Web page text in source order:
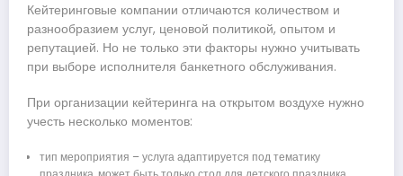
Кейтеринговые компании отличаются количеством и
разнообразием услуг, ценовой политикой, опытом и
репутацией. Но не только эти факторы нужно учитывать
при выборе исполнителя банкетного обслуживания.
При организации кейтеринга на открытом воздухе нужно
учесть несколько моментов:
тип мероприятия – услуга адаптируется под тематику